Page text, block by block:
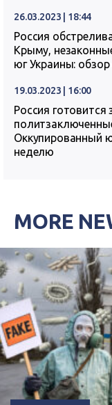
26.03.2023 | 18:44
Россия
Крыму,
юг Украины:
19.03.2023 | 16:00
Россия
Оккупированный
неделю
MORE